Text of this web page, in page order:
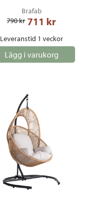
Brafab
790 kr 711 kr
Leveranstid 1 veckor
Lägg i varukorg